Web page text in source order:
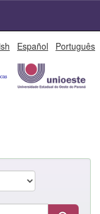
Español Português